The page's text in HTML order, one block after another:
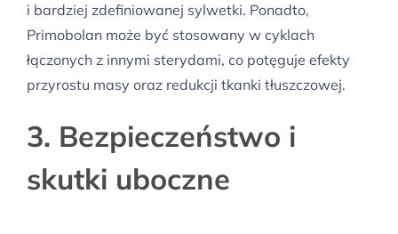
i bardziej zdefiniowanej sylwetki. Ponadto,
Primobolan może być stosowany w cyklach
łączonych z innymi sterydami, co potęguje efekty
przyrostu masy oraz redukcji tkanki tłuszczowej.
3. Bezpieczeństwo i
skutki uboczne